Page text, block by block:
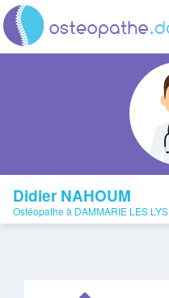
Didier NAHOUM
Ostéopathe à DAMMARIE LES LYS